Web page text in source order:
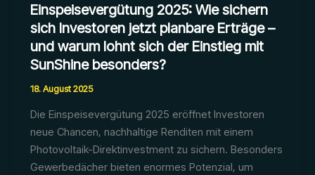
Einspeisevergütung 2025: Wie sichern
sich Investoren jetzt planbare Erträge –
und warum lohnt sich der Einstieg mit
SunShine besonders?
18. August 2025
Die Einspeisevergütung 2025 eröffnet Investoren
neue Chancen, nachhaltige Renditen mit einem
Photovoltaik-Direktinvestment zu sichern. Besonders
Gewerbedächer bieten enormes Potenzial, um